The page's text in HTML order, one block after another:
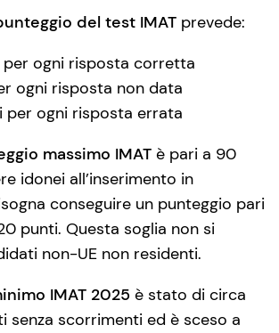
del test IMAT prevede:
per ogni risposta corretta
ogni risposta non data
per ogni risposta errata
massimo IMAT è pari a 90
idonei all’inserimento in
conseguire un punteggio pari
punti. Questa soglia non si
non-UE non residenti.
IMAT 2025 è stato di circa
senza scorrimenti ed è sceso a